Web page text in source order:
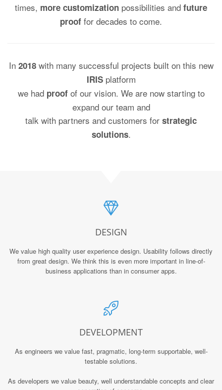
times, more customization possibilities and future
proof for decades to come.
In 2018with many successful projects built on this new
IRISplatform
we had proofof our vision. We are now starting to
expand our team and
talk with partners and customers for strategic
solutions.
DESIGN
We value high quality user experience design. Usability follows directly
from great design. We think this is even more important in line-of-
business applications than in consumer apps.
DEVELOPMENT
As engineers we value fast, pragmatic, long-term supportable, well-
testable solutions.
As developers we value beauty, well understandable concepts and clear